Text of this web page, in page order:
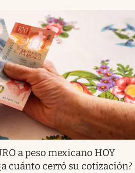
a peso mexicano HOY
cuánto cerró su cotización?